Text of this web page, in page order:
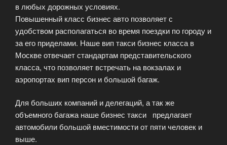
в любых дорожных условиях.
Повышенный класс бизнес авто позволяет с
удобством располагаться во время поездки по городу и
за его приделами. Наше вип такси бизнес класса в
Москве отвечает стандартам представительского
класса, что позволяет встречать на вокзалах и
аэропортах вип персон и большой багаж.
Для больших компаний и делегаций, а так же
объемного багажа наше бизнес такси предлагает
автомобили большой вместимости от пяти человек и
выше.